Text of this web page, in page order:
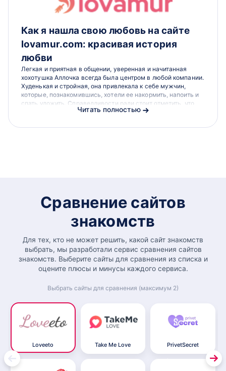
Как я нашла свою любовь на сайте
lovamur.com: красивая история
любви
Легкая и приятная в общении, уверенная и начитанная
хохотушка Аллочка всегда была центром в любой компании.
Худенькая и стройная, она привлекала к себе мужчин,
которые, познакомившись, хотели ее накормить, напоить и
спать уложить. Справедливости ради стоит отметить, что
она давно научилась,...Читать полностью
Сравнение сайтов
знакомств
Для тех, кто не может решить, какой сайт знакомств
выбрать, мы разработали сервис сравнения сайтов
знакомств. Выберите сайты для сравнения из списка и
оцените плюсы и минусы каждого сервиса.
Выбрать сайты для сравнения (максимум 2)
Loveeto Take Me Love PrivetSecret